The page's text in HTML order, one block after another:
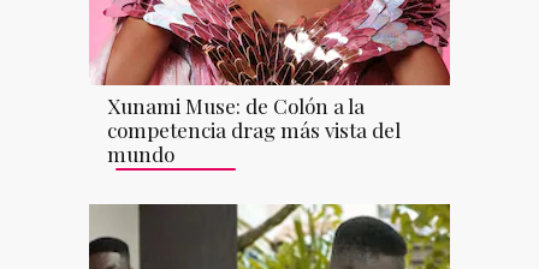
Xunami Muse: de Colón a la
competencia drag más vista del
mundo